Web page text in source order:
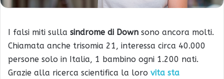
I falsi miti sulla sindrome di Down sono ancora molti.
Chiamata anche trisomia 21, interessa circa 40.000
persone solo in Italia, 1 bambino ogni 1.200 nati.
Grazie alla ricerca scientifica la loro vita sta